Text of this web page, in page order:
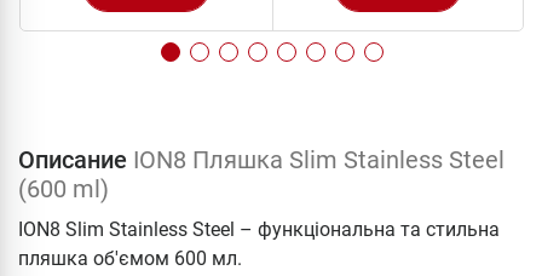
Описание ION8 Пляшка Slim Stainless Steel
(600 ml)
ION8 Slim Stainless Steel – функціональна та стильна
пляшка об'ємом 600 мл.